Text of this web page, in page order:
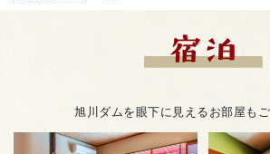
旭川ダムを眼下に見えるお部屋もご